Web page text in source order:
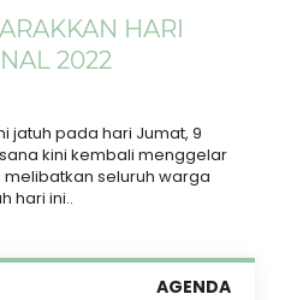
HARI
2022
jatuh pada hari Jumat, 9
kini kembali menggelar
seluruh warga
hari ini..
AGENDA